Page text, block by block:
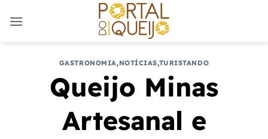
GASTRONOMIA,NOTÍCIAS,TURISTANDO
Queijo Minas
Artesanal e